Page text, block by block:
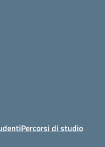
Percorsi di studio